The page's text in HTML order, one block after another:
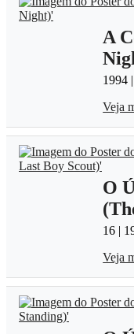
A
1994
Veja
O
16 |
Veja